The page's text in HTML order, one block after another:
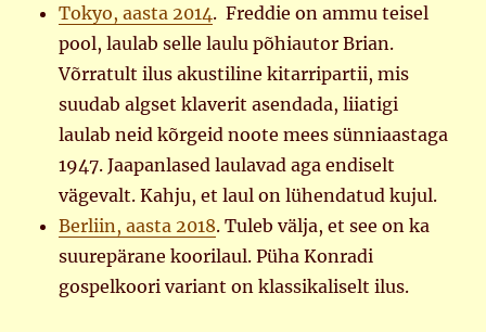
Tokyo, aasta 2014. Freddie on ammu teisel
pool, laulab selle laulu põhiautor Brian.
Võrratult ilus akustiline kitarripartii, mis
suudab algset klaverit asendada, liiatigi
laulab neid kõrgeid noote mees sünniaastaga
1947. Jaapanlased laulavad aga endiselt
vägevalt. Kahju, et laul on lühendatud kujul.
Berliin, aasta 2018. Tuleb välja, et see on ka
suurepärane koorilaul. Püha Konradi
gospelkoori variant on klassikaliselt ilus.